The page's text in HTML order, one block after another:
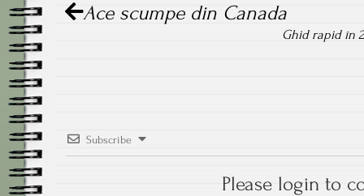
navigation
Ace scumpe din Canada
Ghid rapid în
Subscribe
Please login to